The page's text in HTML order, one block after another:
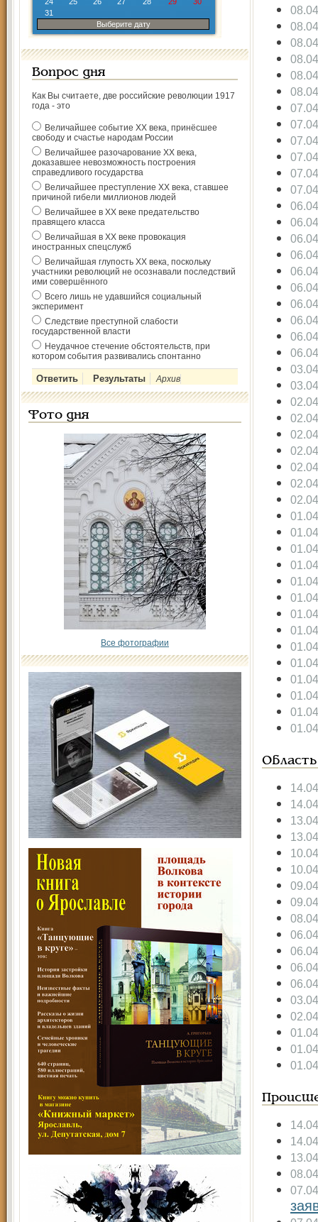
31
Выберите дату
Вопрос дня
Как Вы считаете, две российские революции 1917
года - это
Величайшее событие ХХ века, принёсшее
свободу и счастье народам России
Величайшее разочарование ХХ века,
доказавшее невозможность построения
справедливого государства
Величайшее преступление ХХ века, ставшее
причиной гибели миллионов людей
Величайшее в ХХ веке предательство
правящего класса
Величайшая в ХХ веке провокация
иностранных спецслужб
Величайшая глупость ХХ века, поскольку
участники революций не осознавали последствий
ими совершённого
Всего лишь не удавшийся социальный
эксперимент
Следствие преступной слабости
государственной власти
Неудачное стечение обстоятельств, при
котором события развивались спонтанно
Архив
Фото дня
Все фотографии
Область